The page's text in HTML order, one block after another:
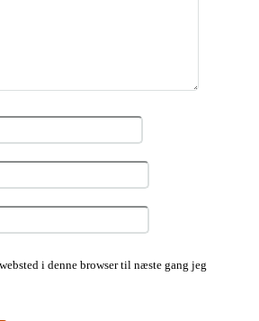
i denne browser til næste gang jeg